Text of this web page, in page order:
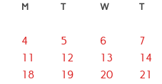
M T W T
4
5 6 7
11
12 13 14
18
19 20 21